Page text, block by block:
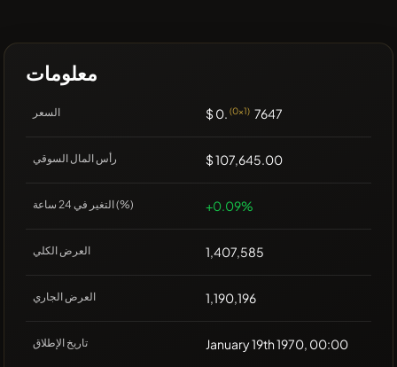
معلومات
السعر $ 0. (0x1) 7647
رأس المال السوقي $ 107,645.00
التغير في 24 ساعة (%) +0.09%
العرض الكلي 1,407,585
العرض الجاري 1,190,196
تاريخ الإطلاق January 19th 1970, 00:00